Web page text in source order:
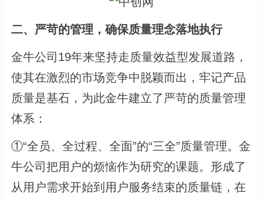
二、严苛的管理，确保质量理念落地执行
金牛公司19年来坚持走质量效益型发展道路，
使其在激烈的市场竞争中脱颖而出，牢记产品
质量是基石，为此金牛建立了严苛的质量管理
体系：
①“全员、全过程、全面”的“三全”质量管理。金
牛公司把用户的烦恼作为研究的课题。形成了
从用户需求开始到用户服务结束的质量链，在